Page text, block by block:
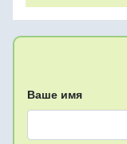
Ваше имя